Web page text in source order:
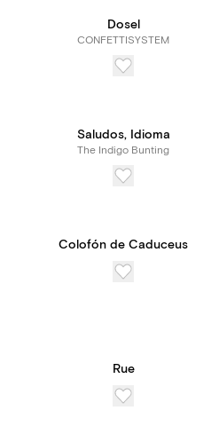
Dosel
CONFETTISYSTEM
Saludos, Idioma
The Indigo Bunting
Colofón de Caduceus
a
Rue